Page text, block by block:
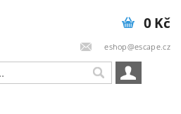
eshop@escape.cz
0 Kč